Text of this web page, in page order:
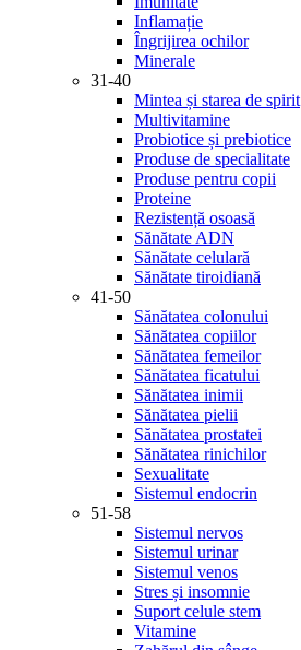
Inflamație
Îngrijirea ochilor
Minerale
31-40
Mintea și starea de spirit
Multivitamine
Probiotice și prebiotice
Produse de specialitate
Produse pentru copii
Proteine
Rezistență osoasă
Sănătate ADN
Sănătate celulară
Sănătate tiroidiană
41-50
Sănătatea colonului
Sănătatea copiilor
Sănătatea femeilor
Sănătatea ficatului
Sănătatea inimii
Sănătatea pielii
Sănătatea prostatei
Sănătatea rinichilor
Sexualitate
Sistemul endocrin
51-58
Sistemul nervos
Sistemul urinar
Sistemul venos
Stres și insomnie
Suport celule stem
Vitamine